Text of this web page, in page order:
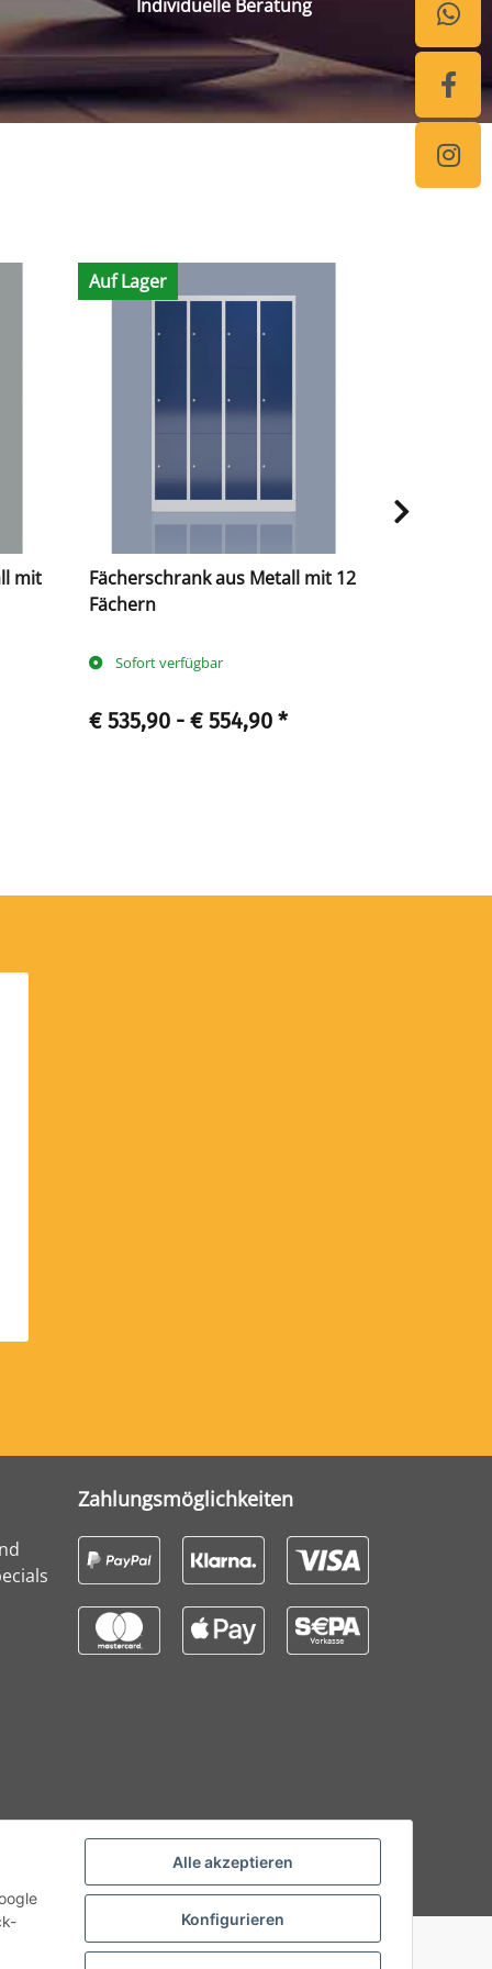
Alle akzeptieren
Konfigurieren
Individuelle Beratung
mit
Auf Lager
Fächerschrank aus Metall mit 12
Fächern
Sofort verfügbar
€ 535,90 - € 554,90 *
Zahlungsmöglichkeiten